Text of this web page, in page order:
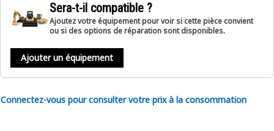
Sera-t-il compatible ?
Ajoutez votre équipement pour voir si cette pièce convient
ou si des options de réparation sont disponibles.
Ajouter un équipement
Connectez-vous pour consulter votre prix à la consommation